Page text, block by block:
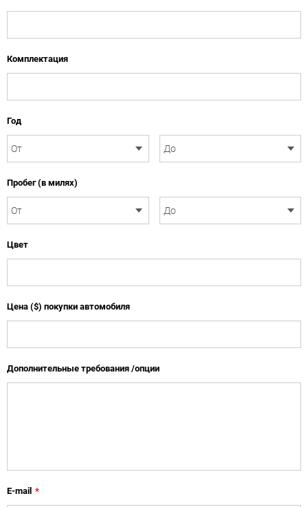
Комплектация
Год
Пробег (в милях)
Цвет
Цена ($) покупки автомобиля
Дополнительные требования /опции
E-mail *